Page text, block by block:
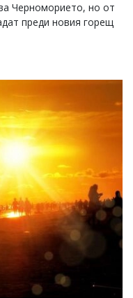
Черноморието, но от
преди новия горещ